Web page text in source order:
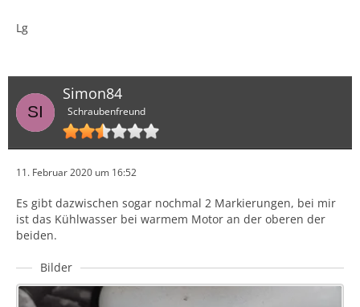
Lg
Simon84
Schraubenfreund
11. Februar 2020 um 16:52
Es gibt dazwischen sogar nochmal 2 Markierungen, bei mir
ist das Kühlwasser bei warmem Motor an der oberen der
beiden.
Bilder